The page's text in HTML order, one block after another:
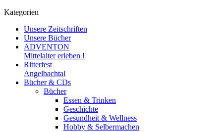
Kategorien
Unsere Zeitschriften
Unsere Bücher
ADVENTON
Mittelalter erleben !
Ritterfest
Angelbachtal
Bücher & CDs
Bücher
Essen & Trinken
Geschichte
Gesundheit & Wellness
Hobby & Selbermachen